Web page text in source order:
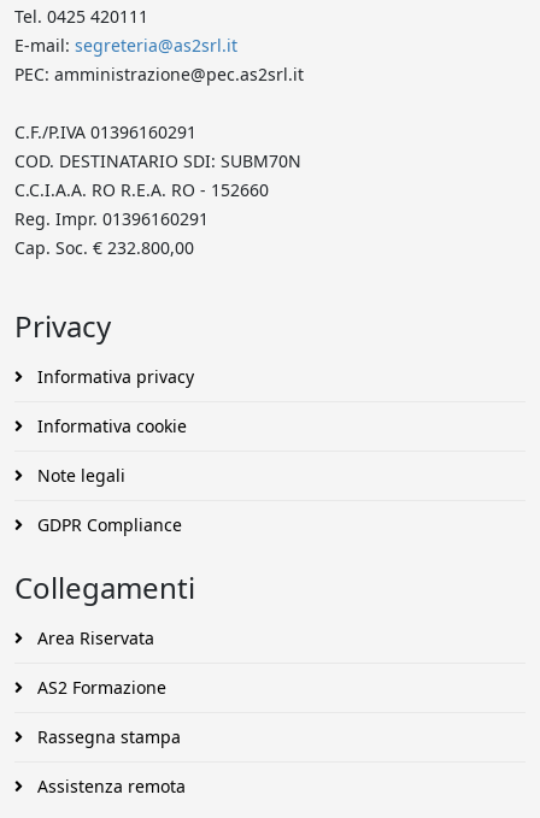
Tel. 0425 420111
E-mail: segreteria@as2srl.it
PEC: amministrazione@pec.as2srl.it
C.F./P.IVA 01396160291
COD. DESTINATARIO SDI: SUBM70N
C.C.I.A.A. RO R.E.A. RO - 152660
Reg. Impr. 01396160291
Cap. Soc. € 232.800,00
Privacy
Informativa privacy
Informativa cookie
Note legali
GDPR Compliance
Collegamenti
Area Riservata
AS2 Formazione
Rassegna stampa
Assistenza remota